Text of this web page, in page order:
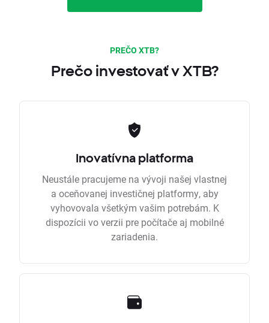
PREČO XTB?
Prečo investovať v XTB?
Inovatívna platforma
Neustále pracujeme na vývoji našej vlastnej
a oceňovanej investičnej platformy, aby
vyhovovala všetkým vašim potrebám. K
dispozícii vo verzii pre počítače aj mobilné
zariadenia.